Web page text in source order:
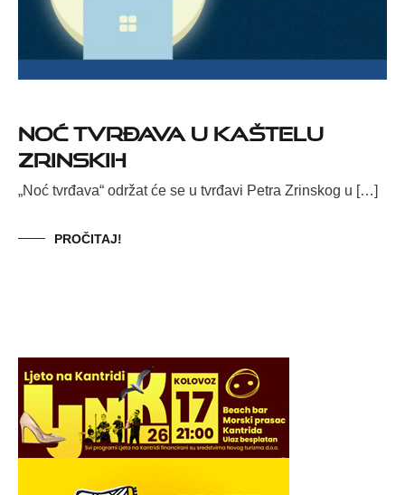
Noć tvrđava u Kaštelu
Zrinskih
„Noć tvrđava“ održat će se u tvrđavi Petra Zrinskog u […]
PROČITAJ!